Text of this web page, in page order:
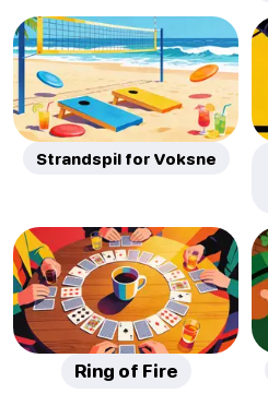
Strandspil for Voksne
Ring of Fire